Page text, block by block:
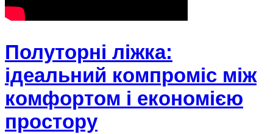
Полуторні ліжка:
ідеальний компроміс між
комфортом і економією
простору